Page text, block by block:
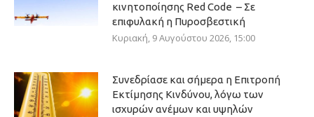
κινητοποίησης Red Code – Σε
επιφυλακή η Πυροσβεστική
Κυριακή, 9 Αυγούστου 2026, 15:00
Συνεδρίασε και σήμερα η Επιτροπή
Εκτίμησης Κινδύνου, λόγω των
ισχυρών ανέμων και υψηλών